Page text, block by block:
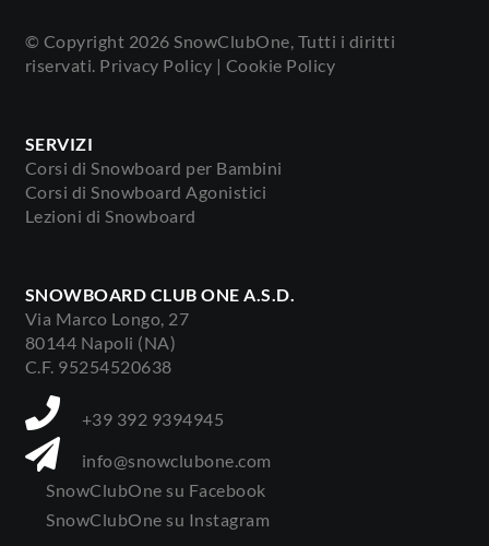
© Copyright 2026 SnowClubOne, Tutti i diritti
riservati. Privacy Policy | Cookie Policy
SERVIZI
Corsi di Snowboard per Bambini
Corsi di Snowboard Agonistici
Lezioni di Snowboard
SNOWBOARD CLUB ONE A.S.D.
Via Marco Longo, 27
80144 Napoli (NA)
C.F. 95254520638
+39 392 9394945
info@snowclubone.com
SnowClubOne su Facebook
SnowClubOne su Instagram